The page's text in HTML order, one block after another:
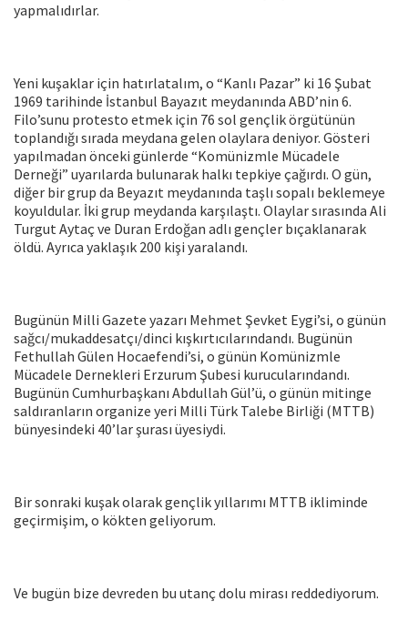
yapmalıdırlar.
Yeni kuşaklar için hatırlatalım, o “Kanlı Pazar” ki 16 Şubat
1969 tarihinde İstanbul Bayazıt meydanında ABD’nin 6.
Filo’sunu protesto etmek için 76 sol gençlik örgütünün
toplandığı sırada meydana gelen olaylara deniyor. Gösteri
yapılmadan önceki günlerde “Komünizmle Mücadele
Derneği” uyarılarda bulunarak halkı tepkiye çağırdı. O gün,
diğer bir grup da Beyazıt meydanında taşlı sopalı beklemeye
koyuldular. İki grup meydanda karşılaştı. Olaylar sırasında Ali
Turgut Aytaç ve Duran Erdoğan adlı gençler bıçaklanarak
öldü. Ayrıca yaklaşık 200 kişi yaralandı.
Bugünün Milli Gazete yazarı Mehmet Şevket Eygi’si, o günün
sağcı/mukaddesatçı/dinci kışkırtıcılarındandı. Bugünün
Fethullah Gülen Hocaefendi’si, o günün Komünizmle
Mücadele Dernekleri Erzurum Şubesi kurucularındandı.
Bugünün Cumhurbaşkanı Abdullah Gül’ü, o günün mitinge
saldıranların organize yeri Milli Türk Talebe Birliği (MTTB)
bünyesindeki 40’lar şurası üyesiydi.
Bir sonraki kuşak olarak gençlik yıllarımı MTTB ikliminde
geçirmişim, o kökten geliyorum.
Ve bugün bize devreden bu utanç dolu mirası reddediyorum.